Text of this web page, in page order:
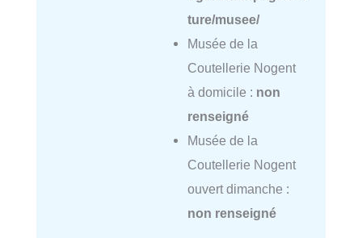
ture/musee/
Musée de la
Coutellerie Nogent
à domicile : non
renseigné
Musée de la
Coutellerie Nogent
ouvert dimanche :
non renseigné